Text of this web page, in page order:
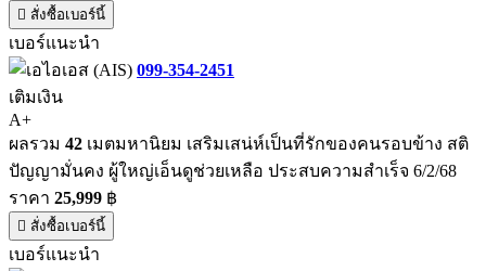
สั่งซื้อเบอร์นี้
เบอร์แนะนำ
099-354-2451
เติมเงิน
A+
ผลรวม 42 เมตมหานิยม เสริมเสน่ห์เป็นที่รักของคนรอบข้าง สติ
ปัญญามั่นคง ผู้ใหญ่เอ็นดูช่วยเหลือ ประสบความสำเร็จ 6/2/68
ราคา 25,999 ฿
สั่งซื้อเบอร์นี้
เบอร์แนะนำ